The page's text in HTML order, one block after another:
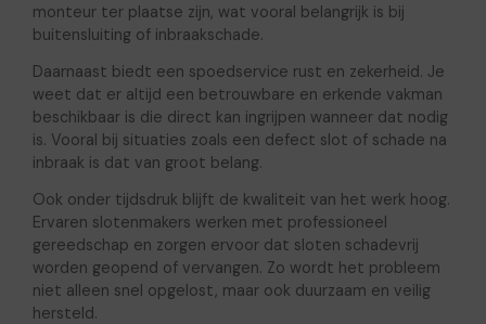
monteur ter plaatse zijn, wat vooral belangrijk is bij
buitensluiting of inbraakschade.
Daarnaast biedt een spoedservice rust en zekerheid. Je
weet dat er altijd een betrouwbare en erkende vakman
beschikbaar is die direct kan ingrijpen wanneer dat nodig
is. Vooral bij situaties zoals een defect slot of schade na
inbraak is dat van groot belang.
Ook onder tijdsdruk blijft de kwaliteit van het werk hoog.
Ervaren slotenmakers werken met professioneel
gereedschap en zorgen ervoor dat sloten schadevrij
worden geopend of vervangen. Zo wordt het probleem
niet alleen snel opgelost, maar ook duurzaam en veilig
hersteld.